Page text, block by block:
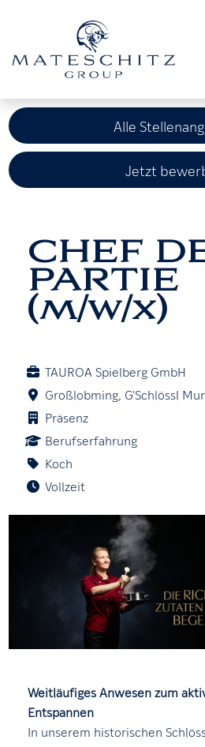
AKTUELLE
KARRIERESEITE
Alle
Jetzt
CHEF
PARTIE
(m/w/x)
TAUROA Spielberg GmbH
Großlobming, G'Schlössl
Präsenz
Berufserfahrung
Koch
Vollzeit
Weitläufiges Anwesen zum
Entspannen
In unserem historischen